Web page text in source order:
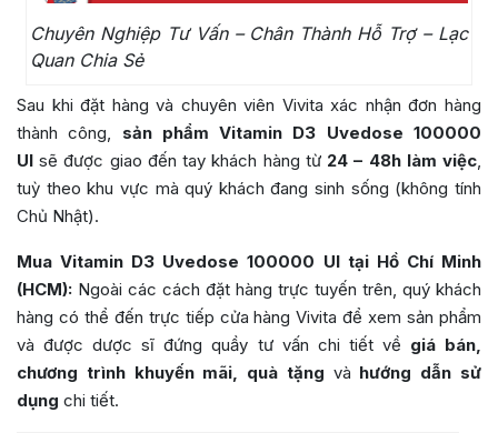
Chuyên Nghiệp Tư Vấn – Chân Thành Hỗ Trợ – Lạc
Quan Chia Sẻ
Sau khi đặt hàng và chuyên viên Vivita xác nhận đơn hàng
thành công, sản phẩm Vitamin D3 Uvedose 100000
UI sẽ được giao đến tay khách hàng từ 24 – 48h làm việc
tuỳ theo khu vực mà quý khách đang sinh sống (không tính
Chủ Nhật).
Mua Vitamin D3 Uvedose 100000 UI tại Hồ Chí Minh
(HCM): Ngoài các cách đặt hàng trực tuyến trên, quý khách
hàng có thể đến trực tiếp cửa hàng Vivita để xem sản phẩm
và được dược sĩ đứng quầy tư vấn chi tiết về giá bán,
chương trình khuyến mãi, quà tặng và hướng dẫn sử
dụng chi tiết.